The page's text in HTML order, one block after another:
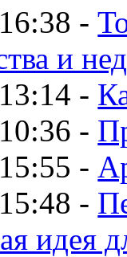
-
и
-
-
-
-
идея